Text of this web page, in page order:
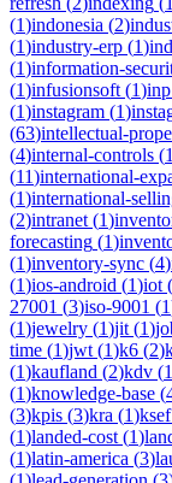
(1)indonesia (2)
(1)industry-erp (1)
(1)information-
(1)infusionsoft (1)inp
(1)instagram (1)
(63)intellectual-
(4)internal-controls (1
(11)international-
(1)international-
(2)intranet (1)
forecasting (1)
(1)inventory-sync (4)
(1)ios-android (1)iot (
27001 (3)iso-9001 (1
(1)jewelry (1)jit (1)
time (1)jwt (1)k6 (2)
(1)kaufland (2)kdv (1
(1)knowledge-base (
(3)kpis (3)kra (1)ksef
(1)landed-cost (1)
(1)latin-america (3)